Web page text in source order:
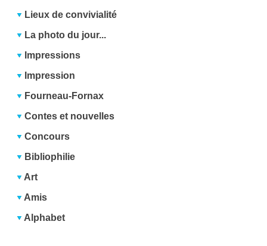
Lieux de convivialité
La photo du jour...
Impressions
Impression
Fourneau-Fornax
Contes et nouvelles
Concours
Bibliophilie
Art
Amis
Alphabet